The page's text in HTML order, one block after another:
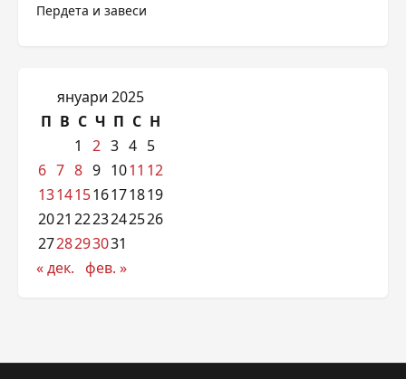
Пердета и завеси
януари 2025
П В С Ч П С Н
1
2 3 4 5
6 7 8 9 1011 12
13141516171819
2021 2223242526
2728293031
« дек. фев. »